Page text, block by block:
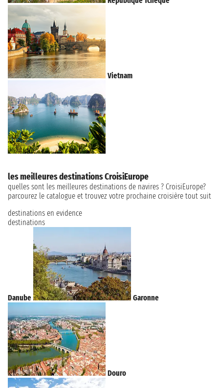
Vietnam
les meilleures destinations CroisiEurope
quelles sont les meilleures destinations de navires ? CroisiEurope?
parcourez le catalogue et trouvez votre prochaine croisière tout suit
destinations en evidence
destinations
Danube Garonne
Douro